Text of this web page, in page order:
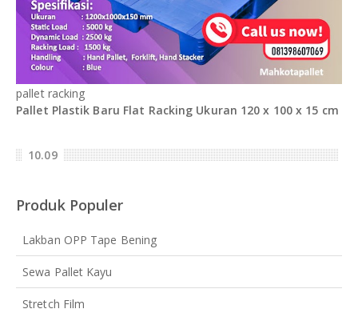
pallet racking
Pallet Plastik Baru Flat Racking Ukuran 120 x 100 x 15 cm
10.09
Produk Populer
Lakban OPP Tape Bening
Sewa Pallet Kayu
Stretch Film